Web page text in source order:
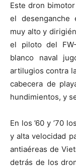
Este dron
el desenganche
muy alto y
el piloto del
blanco naval
artilugios contra
cabecera de
hundimientos, y
En los ’60 y ’70
y alta velocidad
antiaéreas de
detrás de los